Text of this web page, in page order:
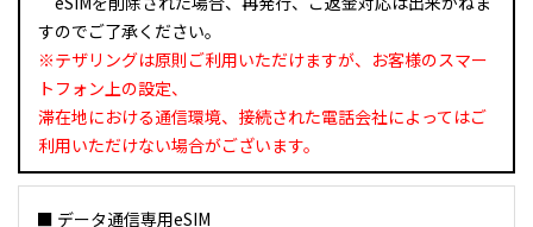
すのでご了承ください。
※テザリングは原則ご利用いただけますが、お客様のスマー
トフォン上の設定、
滞在地における通信環境、接続された電話会社によってはご
利用いただけない場合がございます。
■ データ通信専用eSIM